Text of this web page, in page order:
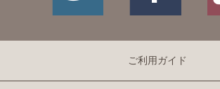
ご利用ガイド